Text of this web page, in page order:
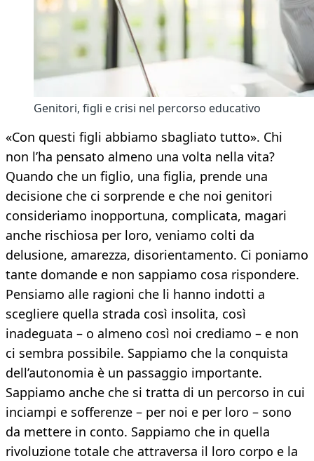
Genitori, figli e crisi nel percorso educativo
«Con questi figli abbiamo sbagliato tutto». Chi
non l’ha pensato almeno una volta nella vita?
Quando che un figlio, una figlia, prende una
decisione che ci sorprende e che noi genitori
consideriamo inopportuna, complicata, magari
anche rischiosa per loro, veniamo colti da
delusione, amarezza, disorientamento. Ci poniamo
tante domande e non sappiamo cosa rispondere.
Pensiamo alle ragioni che li hanno indotti a
scegliere quella strada così insolita, così
inadeguata – o almeno così noi crediamo – e non
ci sembra possibile. Sappiamo che la conquista
dell’autonomia è un passaggio importante.
Sappiamo anche che si tratta di un percorso in cui
inciampi e sofferenze – per noi e per loro – sono
da mettere in conto. Sappiamo che in quella
rivoluzione totale che attraversa il loro corpo e la